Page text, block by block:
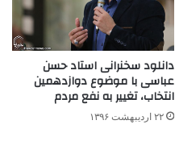
دانلود سخنرانی استاد حسن
عباسی با موضوع دوازدهمین
انتخاب، تغییر به نفع مردم
۲۲ اردیبهشت ۱۳۹۶